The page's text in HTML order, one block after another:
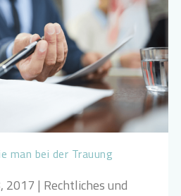
man bei der Trauung
2017 | Rechtliches und